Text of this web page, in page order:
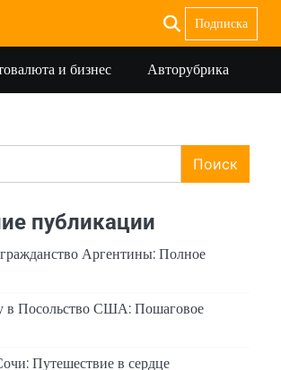
Подписка
и бизнес Авторубрика
Поиск
публикации
Аргентины: Полное
в Посольство США: Пошаговое
Путешествие в сердце